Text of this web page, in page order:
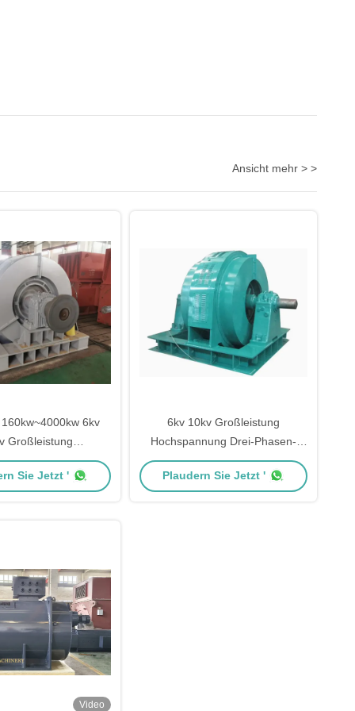
Ansicht mehr > >
6kv
Großleistung
Drei-Phasen-
Elektromotor
Sie Jetzt '
6kv 10kv Großleistung
Hochspannung Drei-Phasen-
Asynchron-Elektromotor
Plaudern Sie Jetzt '
Video